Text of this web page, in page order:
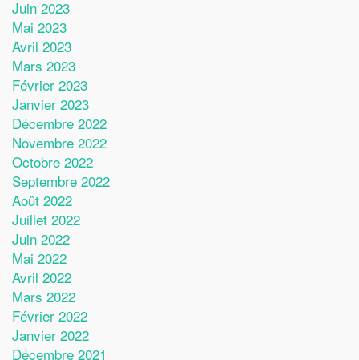
Juin 2023
Mai 2023
Avril 2023
Mars 2023
Février 2023
Janvier 2023
Décembre 2022
Novembre 2022
Octobre 2022
Septembre 2022
Août 2022
Juillet 2022
Juin 2022
Mai 2022
Avril 2022
Mars 2022
Février 2022
Janvier 2022
Décembre 2021